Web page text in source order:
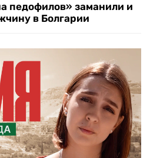
педофилов» заманили и
в Болгарии